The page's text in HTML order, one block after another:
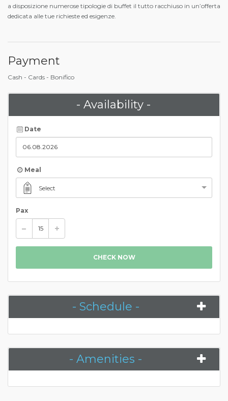
a disposizione numerose tipologie di buffet il tutto racchiuso in un’offerta
dedicata alle tue richieste ed esigenze.
Payment
Cash - Cards - Bonifico
- Availability -
Date
Meal
Select
Pax
CHECK NOW
- Schedule -
- Amenities -